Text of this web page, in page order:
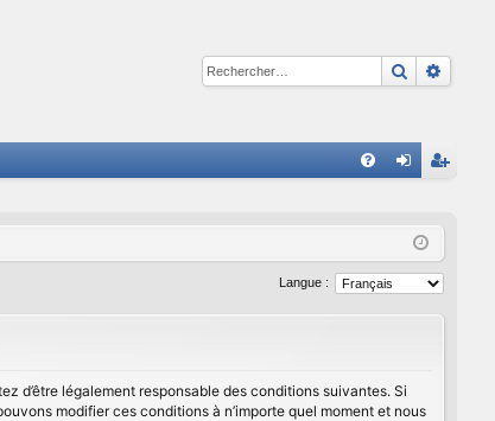
cri
Langue :
d’être légalement responsable des conditions suivantes. Si
modifier ces conditions à n’importe quel moment et nous